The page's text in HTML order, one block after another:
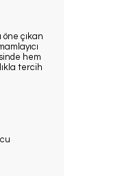
çıkan
hem
tercih